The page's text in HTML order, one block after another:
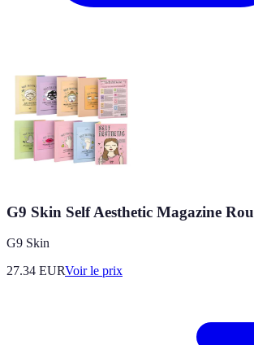
G9 Skin Self Aesthetic Magazine
G9 Skin
27.34 EURVoir le prix